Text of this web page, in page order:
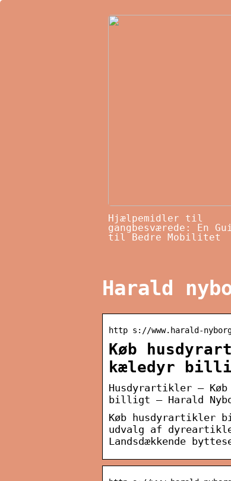
Hjælpemidler til
gangbesværede: En
til Bedre Mobilitet
Harald
http s://www.harald-
Køb
kæledyr
Husdyrartikler –
billigt – Harald
Køb husdyrartikler
udvalg af
Landsdækkende